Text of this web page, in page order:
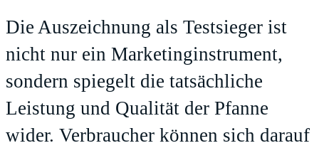
Die Auszeichnung als Testsieger ist
nicht nur ein Marketinginstrument,
sondern spiegelt die tatsächliche
Leistung und Qualität der Pfanne
wider. Verbraucher können sich darauf